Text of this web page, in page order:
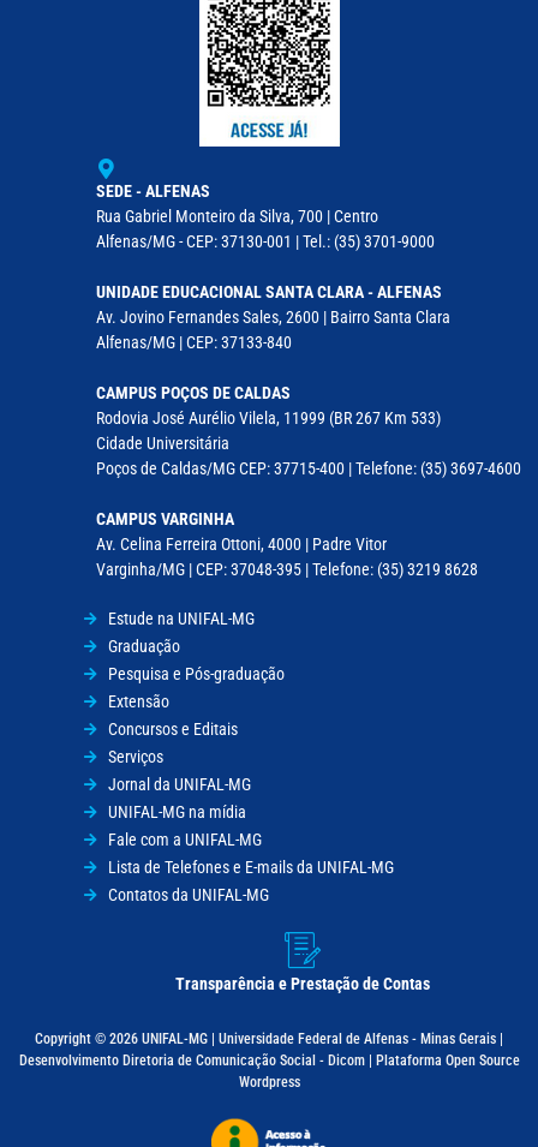
SEDE - ALFENAS
Rua Gabriel Monteiro da Silva, 700 | Centro
Alfenas/MG - CEP: 37130-001 | Tel.: (35) 3701-9000
UNIDADE EDUCACIONAL SANTA CLARA - ALFENAS
Av. Jovino Fernandes Sales, 2600 | Bairro Santa Clara
Alfenas/MG | CEP: 37133-840
CAMPUS POÇOS DE CALDAS
Rodovia José Aurélio Vilela, 11999 (BR 267 Km 533)
Cidade Universitária
Poços de Caldas/MG CEP: 37715-400 | Telefone: (35) 3697-4600
CAMPUS VARGINHA
Av. Celina Ferreira Ottoni, 4000 | Padre Vitor
Varginha/MG | CEP: 37048-395 | Telefone: (35) 3219 8628
Estude na UNIFAL-MG
Graduação
Pesquisa e Pós-graduação
Extensão
Concursos e Editais
Serviços
Jornal da UNIFAL-MG
UNIFAL-MG na mídia
Fale com a UNIFAL-MG
Lista de Telefones e E-mails da UNIFAL-MG
Contatos da UNIFAL-MG
Transparência e Prestação de Contas
Copyright © 2026 UNIFAL-MG | Universidade Federal de Alfenas - Minas Gerais |
Desenvolvimento Diretoria de Comunicação Social - Dicom | Plataforma Open Source
Wordpress